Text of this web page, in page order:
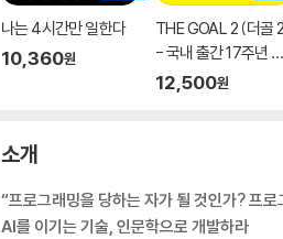
나는 4시간만 일한다
10,360원
THE GOAL 2 (더골
- 국내 출간 17주년 기
념 전면 개정판
12,500원
소개
“프로그래밍을 당하는 자가 될 것인가? 프
AI를 이기는 기술, 인문학으로 개발하라